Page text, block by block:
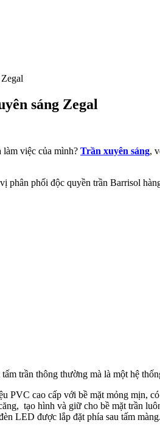
sáng Zegal
làm việc của mình? Trần xuyên sáng,
phân phối độc quyền trần Barrisol
trần thông thường mà là một hệ
cao cấp với bề mặt mỏng mịn,
tạo hình và giữ cho bề mặt trần
LED được lắp đặt phía sau tấm